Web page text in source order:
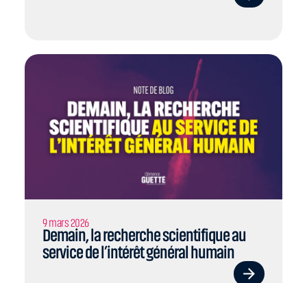
9 mars 2026
Demain, la recherche scientifique au
service de l’intérêt général humain